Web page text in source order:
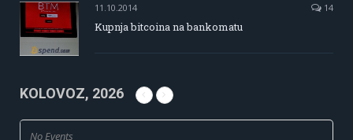
11.10.2014 14
Kupnja bitcoina na bankomatu
KOLOVOZ, 2026
No Events